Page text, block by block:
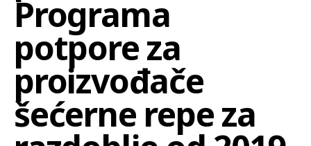
Programa
potpore za
proizvođače
šećerne repe za